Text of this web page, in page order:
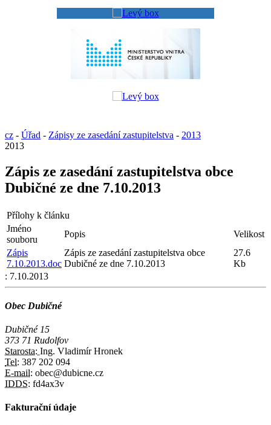
cz - Úřad - Zápisy ze zasedání zastupitelstva - 2013
2013
Zápis ze zasedání zastupitelstva obce
Dubičné ze dne 7.10.2013
Přílohy k článku
Jméno
souboru
Popis
Velikost
Zápis
7.10.2013.doc
Zápis ze zasedání zastupitelstva obce
Dubičné ze dne 7.10.2013
27.6
Kb
: 7.10.2013
Obec Dubičné
Dubičné 15
373 71 Rudolfov
Starosta: Ing. Vladimír Hronek
Tel: 387 202 094
E-mail: obec@dubicne.cz
IDDS: fd4ax3v
Fakturační údaje